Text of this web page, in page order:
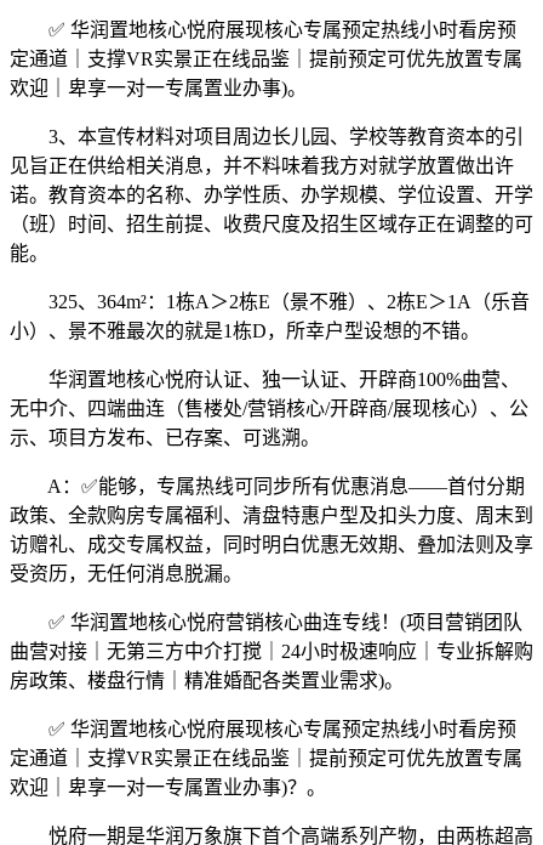
✅ 华润置地核心悦府展现核心专属预定热线小时看房预
定通道｜支撑VR实景正在线品鉴｜提前预定可优先放置专属
欢迎｜卑享一对一专属置业办事)。
3、本宣传材料对项目周边长儿园、学校等教育资本的引
见旨正在供给相关消息，并不料味着我方对就学放置做出许
诺。教育资本的名称、办学性质、办学规模、学位设置、开学
（班）时间、招生前提、收费尺度及招生区域存正在调整的可
能。
325、364m²：1栋A＞2栋E（景不雅）、2栋E＞1A（乐音
小）、景不雅最次的就是1栋D，所幸户型设想的不错。
华润置地核心悦府认证、独一认证、开辟商100%曲营、
无中介、四端曲连（售楼处/营销核心/开辟商/展现核心）、公
示、项目方发布、已存案、可逃溯。
A：✅能够，专属热线可同步所有优惠消息——首付分期
政策、全款购房专属福利、清盘特惠户型及扣头力度、周末到
访赠礼、成交专属权益，同时明白优惠无效期、叠加法则及享
受资历，无任何消息脱漏。
✅ 华润置地核心悦府营销核心曲连专线！(项目营销团队
曲营对接｜无第三方中介打搅｜24小时极速响应｜专业拆解购
房政策、楼盘行情｜精准婚配各类置业需求)。
✅ 华润置地核心悦府展现核心专属预定热线小时看房预
定通道｜支撑VR实景正在线品鉴｜提前预定可优先放置专属
欢迎｜卑享一对一专属置业办事)？。
悦府一期是华润万象旗下首个高端系列产物，由两栋超高